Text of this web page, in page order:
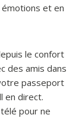
et en
le confort
des amis dans
passeport
en direct.
pour ne